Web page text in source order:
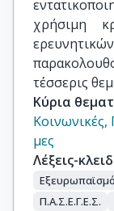
χρήσιμη
τέσσερις
Κύρια
Κοινωνικές,
μες
Λέξεις-
Π.Α.Σ.Ε.Γ.Ε.Σ.